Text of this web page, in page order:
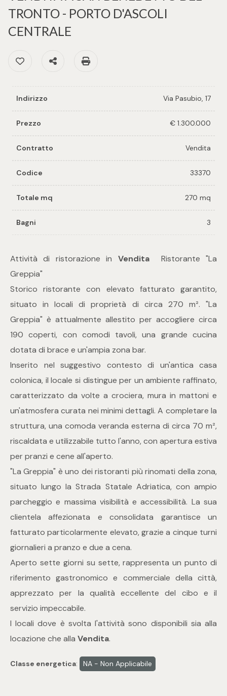
TRONTO - PORTO D'ASCOLI
CENTRALE
Preferiti: Cod. 33370
Condividi
Indirizzo Via Pasubio, 17
Prezzo € 1.300.000
Contratto Vendita
Codice 33370
Totale mq 270 mq
Bagni 3
Attività di ristorazione in Vendita Ristorante "La
Greppia"
Storico ristorante con elevato fatturato garantito,
situato in locali di proprietà di circa 270 m². "La
Greppia" è attualmente allestito per accogliere circa
190 coperti, con comodi tavoli, una grande cucina
dotata di brace e un'ampia zona bar.
Inserito nel suggestivo contesto di un'antica casa
colonica, il locale si distingue per un ambiente raffinato,
caratterizzato da volte a crociera, mura in mattoni e
un'atmosfera curata nei minimi dettagli. A completare la
struttura, una comoda veranda esterna di circa 70 m²,
riscaldata e utilizzabile tutto l'anno, con apertura estiva
per pranzi e cene all'aperto.
"La Greppia" è uno dei ristoranti più rinomati della zona,
situato lungo la Strada Statale Adriatica, con ampio
parcheggio e massima visibilità e accessibilità. La sua
clientela affezionata e consolidata garantisce un
fatturato particolarmente elevato, grazie a cinque turni
giornalieri a pranzo e due a cena.
Aperto sette giorni su sette, rappresenta un punto di
riferimento gastronomico e commerciale della città,
apprezzato per la qualità eccellente del cibo e il
servizio impeccabile.
I locali dove è svolta l'attività sono disponibili sia alla
locazione che alla Vendita.
Classe energetica: NA - Non Applicabile
per voi
Richiedi
immobile
vendi il
immobile
Provincia
Comune
-
Qualsiasi
Residenziali
Commerciali
Prezzo
Totale
mq
Locali
Qualsiasi
1
2
3